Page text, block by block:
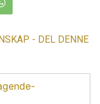
- DEL DENNE